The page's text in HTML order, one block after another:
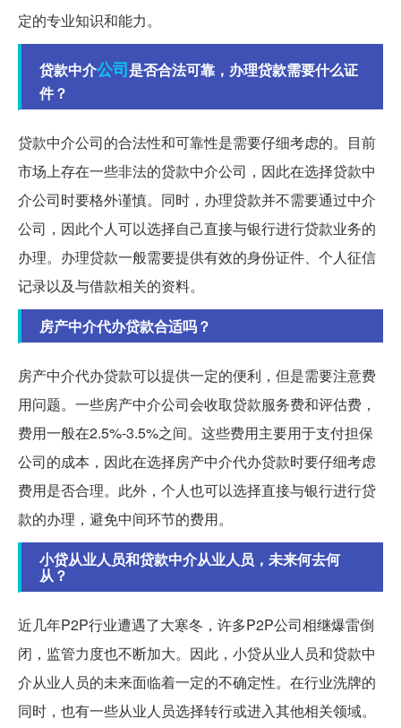
定的专业知识和能力。
贷款中介公司是否合法可靠，办理贷款需要什么证
件？
贷款中介公司的合法性和可靠性是需要仔细考虑的。目前
市场上存在一些非法的贷款中介公司，因此在选择贷款中
介公司时要格外谨慎。同时，办理贷款并不需要通过中介
公司，因此个人可以选择自己直接与银行进行贷款业务的
办理。办理贷款一般需要提供有效的身份证件、个人征信
记录以及与借款相关的资料。
房产中介代办贷款合适吗？
房产中介代办贷款可以提供一定的便利，但是需要注意费
用问题。一些房产中介公司会收取贷款服务费和评估费，
费用一般在2.5%-3.5%之间。这些费用主要用于支付担保
公司的成本，因此在选择房产中介代办贷款时要仔细考虑
费用是否合理。此外，个人也可以选择直接与银行进行贷
款的办理，避免中间环节的费用。
小贷从业人员和贷款中介从业人员，未来何去何
从？
近几年P2P行业遭遇了大寒冬，许多P2P公司相继爆雷倒
闭，监管力度也不断加大。因此，小贷从业人员和贷款中
介从业人员的未来面临着一定的不确定性。在行业洗牌的
同时，也有一些从业人员选择转行或进入其他相关领域。